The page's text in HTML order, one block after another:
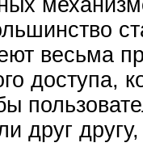
весьма
доступа,
друг